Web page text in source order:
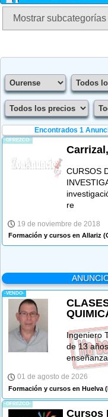
Mostrar subcategorías
Encontrados 1
-OFREZCO-
CURSOS
re
19 de noviembre de 2018
Formación y cursos en Allariz
-VENDO-
Ingeniero
de 13
01 de agosto de 2026
Formación y cursos en Huelva
-OFREZCO-
Cursos